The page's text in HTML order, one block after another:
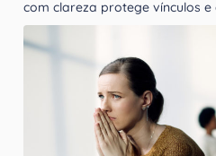
com clareza protege vínculos